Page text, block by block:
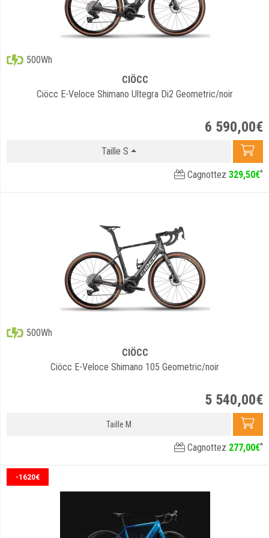
500Wh
CIÖCC
Ciöcc E-Veloce Shimano Ultegra Di2 Geometric/noir
6 590,00€
Taille S
Cagnottez 329,50€*
500Wh
CIÖCC
Ciöcc E-Veloce Shimano 105 Geometric/noir
5 540,00€
Taille M
Cagnottez 277,00€*
-1620€